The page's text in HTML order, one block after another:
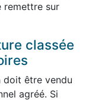
remettre sur
classée
doit être vendu
agréé. Si